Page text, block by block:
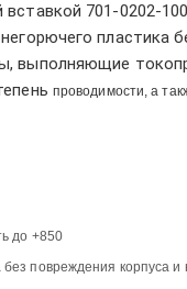
701-0202-100
пластика
выполняющие
проводимости, а
до +850
повреждения корпуса и